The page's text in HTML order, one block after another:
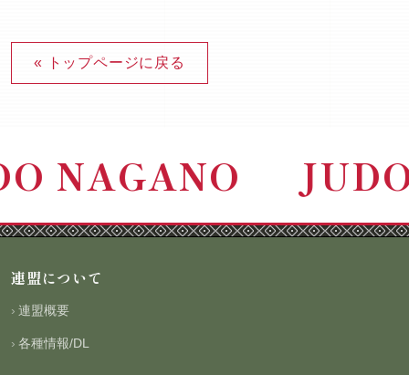
« トップページに戻る
NAGANO
連盟について
連盟概要
各種情報/DL